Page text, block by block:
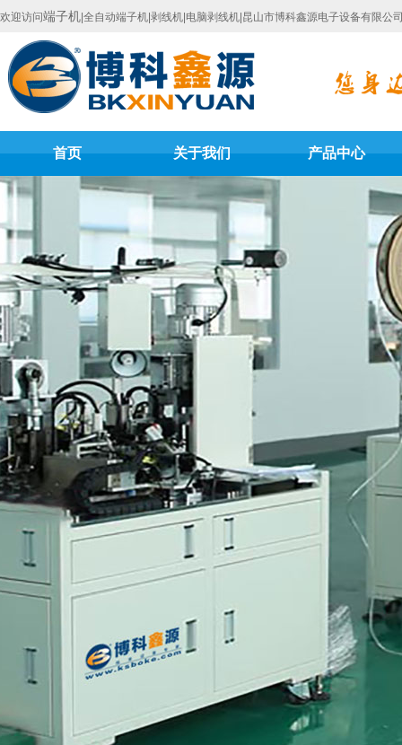
欢迎访问端子机 |全自动端子机|剥线机|电脑剥线机|昆山市博科鑫源电子设备有限公
首页 关于我们 产品中心